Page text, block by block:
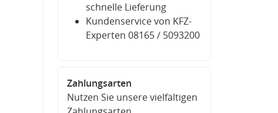
schnelle Lieferung
Kundenservice von KFZ-
Experten 08165 / 5093200
Zahlungsarten
Nutzen Sie unsere vielfältigen